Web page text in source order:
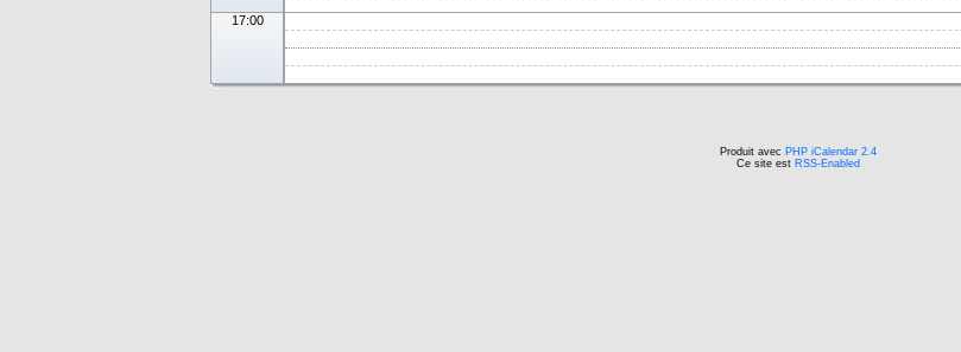
17:00
Produit avec PHP iCalendar 2.4
Ce site est RSS-Enabled